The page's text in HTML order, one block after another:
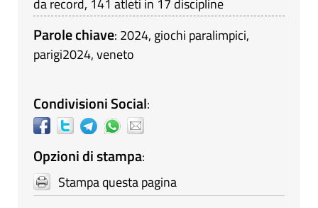
Parole chiave: 2024, giochi paralimpici,
parigi2024,veneto
Condivisioni Social:
Opzioni di stampa:
Stampa questa pagina